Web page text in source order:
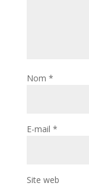
Nom *
E-mail *
Site web